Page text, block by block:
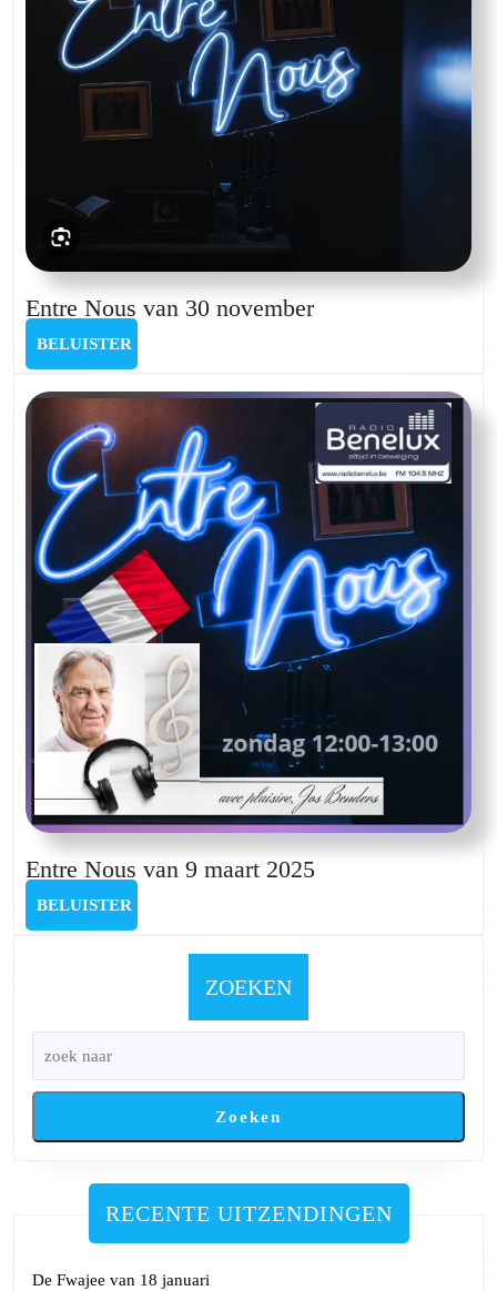
Entre Nous van 30 novemberEntre
30
november
BELUISTER
Entre Nous van 9 maart 2025Entre
BELUISTER
ZOEKEN
Zoeken
RECENTE UITZENDINGEN
De Fwajee van 18 januari